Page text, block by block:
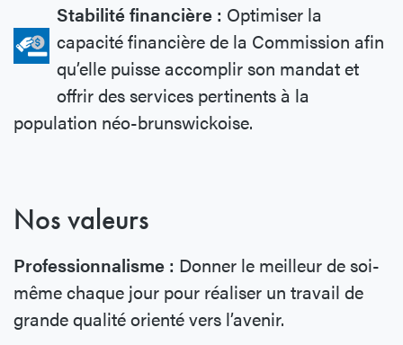
Stabilité financière : Optimiser la
capacité financière de la Commission afin
qu’elle puisse accomplir son mandat et
offrir des services pertinents à la
population néo-brunswickoise.
Nos valeurs
Professionnalisme : Donner le meilleur de soi-
même chaque jour pour réaliser un travail de
grande qualité orienté vers l’avenir.